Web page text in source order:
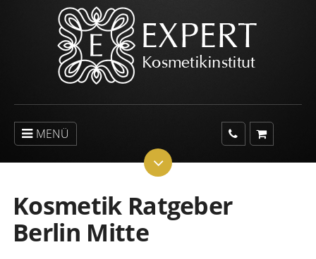
MENÜ
Kosmetik Ratgeber
Berlin Mitte